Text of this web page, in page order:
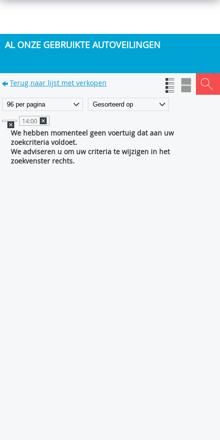
AL ONZE GEBRUIKTE AUTOVEILINGEN
Terug naar lijst met verkopen
14:00
We hebben momenteel geen voertuig dat aan uw
zoekcriteria voldoet.
We adviseren u om uw criteria te wijzigen in het
zoekvenster rechts.